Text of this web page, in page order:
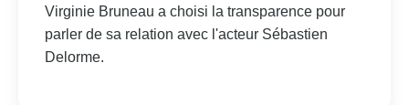
Virginie Bruneau a choisi la transparence pour
parler de sa relation avec l'acteur Sébastien
Delorme.